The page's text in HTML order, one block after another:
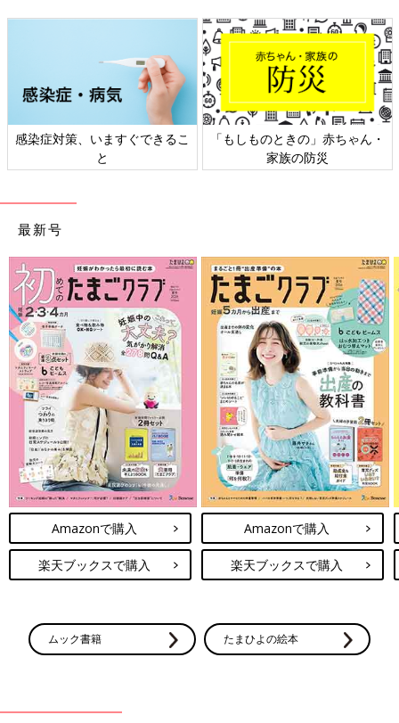
感染症対策、いますぐできるこ
と
「もしものときの」赤ちゃん・
家族の防災
最新号
Amazonで購入
楽天ブックスで購入
Amazonで購入
楽天ブックスで購入
ムック書籍 たまひよの絵本